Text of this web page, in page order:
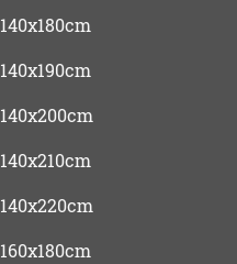
140x180cm
140x190cm
140x200cm
140x210cm
140x220cm
160x180cm